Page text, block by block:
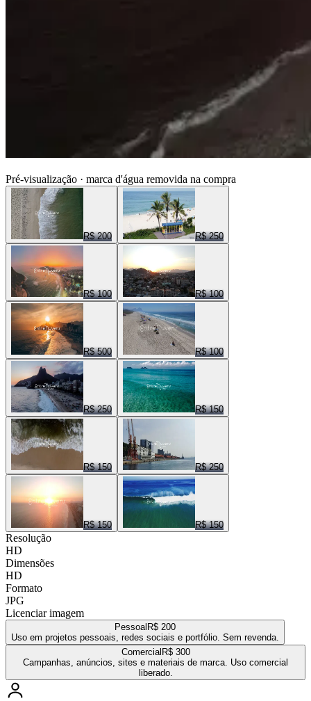
Pré-visualização · marca d'água removida na compra
R$ 200 R$ 250
R$ 100 R$ 100
R$ 500 R$ 100
R$ 250 R$ 150
R$ 150 R$ 250
R$ 150 R$ 150
Resolução
HD
Dimensões
HD
Formato
JPG
Licenciar imagem
Pessoal R$ 200
Uso em projetos pessoais, redes sociais e portfólio. Sem revenda.
Comercial R$ 300
Campanhas, anúncios, sites e materiais de marca. Uso comercial
liberado.